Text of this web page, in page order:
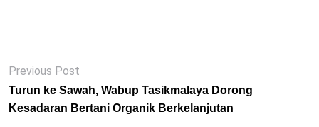
Previous Post
Turun ke Sawah, Wabup Tasikmalaya Dorong
Kesadaran Bertani Organik Berkelanjutan